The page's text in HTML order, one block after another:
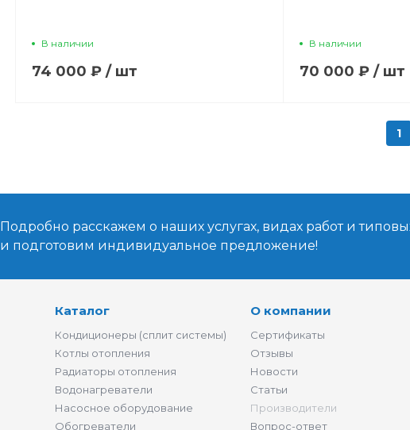
В наличии
74 000 ₽ / шт
В наличии
70 000 ₽/ шт
1
Подробно расскажем о наших услугах, видах работ и
и подготовим индивидуальное предложение!
Каталог
Кондиционеры (сплит системы)
Котлы отопления
Радиаторы отопления
Водонагреватели
Насосное оборудование
Обогреватели
О компании
Сертификаты
Отзывы
Новости
Статьи
Производители
Вопрос-ответ